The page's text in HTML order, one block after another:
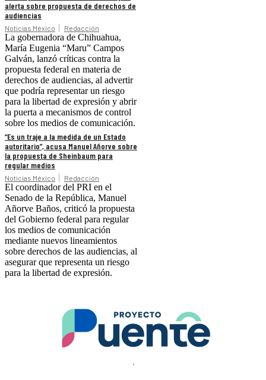
alerta sobre propuesta de derechos de
audiencias
Noticias México Redacción
La gobernadora de Chihuahua,
María Eugenia “Maru” Campos
Galván, lanzó críticas contra la
propuesta federal en materia de
derechos de audiencias, al advertir
que podría representar un riesgo
para la libertad de expresión y abrir
la puerta a mecanismos de control
sobre los medios de comunicación.
“Es un traje a la medida de un Estado
autoritario”, acusa Manuel Añorve sobre
la propuesta de Sheinbaum para
regular medios
Noticias México Redacción
El coordinador del PRI en el
Senado de la República, Manuel
Añorve Baños, criticó la propuesta
del Gobierno federal para regular
los medios de comunicación
mediante nuevos lineamientos
sobre derechos de las audiencias, al
asegurar que representa un riesgo
para la libertad de expresión.
.